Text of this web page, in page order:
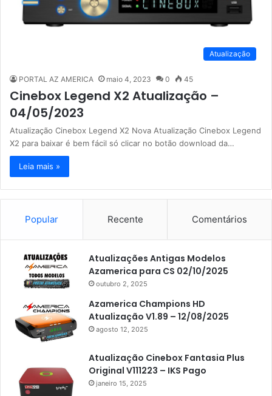
Atualização
PORTAL AZ AMERICA maio 4, 2023 0 45
Cinebox Legend X2 Atualização –
04/05/2023
Atualização Cinebox Legend X2 Nova Atualização Cinebox Legend
X2 para baixar é bem fácil só clicar no botão download da…
Leia mais »
Popular Recente Comentários
Atualizações Antigas Modelos
Azamerica para CS 02/10/2025
outubro 2, 2025
Azamerica Champions HD
Atualização V1.89 – 12/08/2025
agosto 12, 2025
Atualização Cinebox Fantasia Plus
Original V111223 – IKS Pago
janeiro 15, 2025